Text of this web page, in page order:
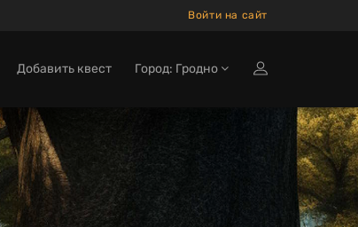
Войти на сайт
Добавить квест Город: Гродно